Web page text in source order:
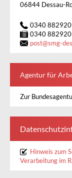
06844 Dessau-
0340
0340
post@smg-
Agentur für
Zur
Hinweis zum
Verarbeitung im